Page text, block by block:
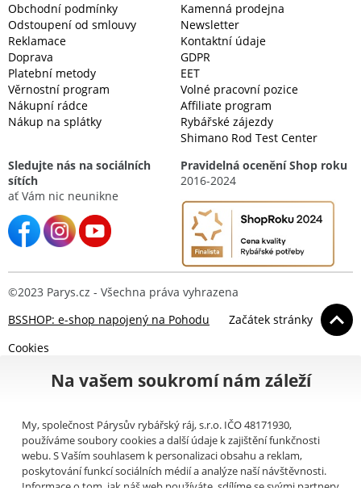
Obchodní podmínky
Odstoupení od smlouvy
Reklamace
Doprava
Platební metody
Věrnostní program
Nákupní rádce
Nákup na splátky
Kamenná prodejna
Newsletter
Kontaktní údaje
GDPR
EET
Volné pracovní pozice
Affiliate program
Rybářské zájezdy
Shimano Rod Test Center
Sledujte nás na sociálních
sítích
ať Vám nic neunikne
Pravidelná ocenění Shop roku
2016-2024
©2023 Parys.cz - Všechna práva vyhrazena
BSSHOP: e-shop napojený na Pohodu
Začátek stránky
Cookies
Na vašem soukromí nám záleží
My, společnost Párysův rybářský ráj, s.r.o. IČO 48171930,
používáme soubory cookies a další údaje k zajištění funkčnosti
webu. S Vaším souhlasem k personalizaci obsahu a reklam,
poskytování funkcí sociálních médií a analýze naší návštěvnosti.
Informace o tom, jak náš web používáte, sdílíme se svými partnery